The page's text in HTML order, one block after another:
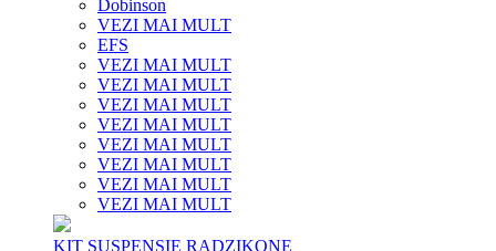
Dobinson
VEZI MAI MULT
EFS
VEZI MAI MULT
VEZI MAI MULT
VEZI MAI MULT
VEZI MAI MULT
VEZI MAI MULT
VEZI MAI MULT
VEZI MAI MULT
VEZI MAI MULT
KIT SUSPENSIE RADZIKONE